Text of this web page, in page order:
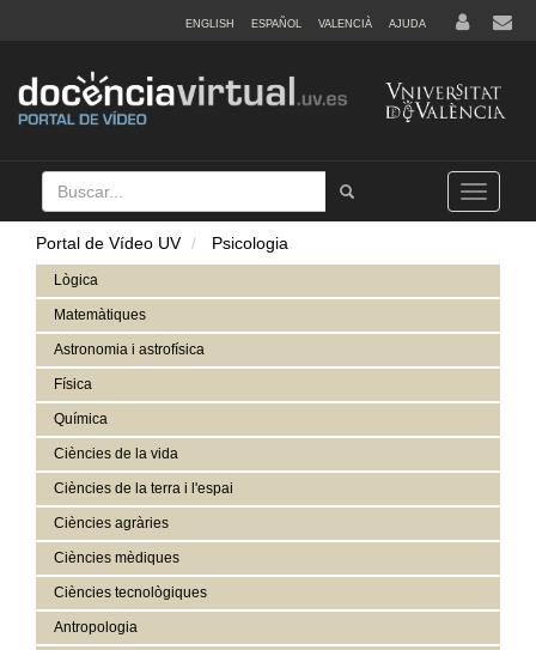
ENGLISH ESPAÑOL VALENCIÀ AJUDA
Buscar
Tramet
Toggle
navigation
Portal de Vídeo UV Psicologia
Lògica
Matemàtiques
Astronomia i astrofísica
Física
Química
Ciències de la vida
Ciències de la terra i l'espai
Ciències agràries
Ciències mèdiques
Ciències tecnològiques
Antropologia